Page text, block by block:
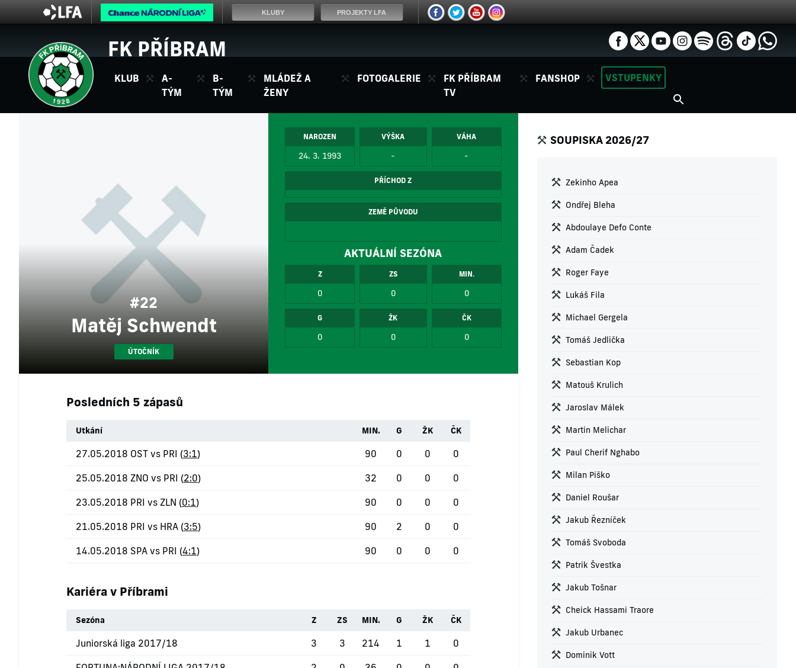
FK PŘÍBRAM
KLUB
A-
TÝM
B-
TÝM
MLÁDEŽ A
ŽENY
FOTOGALERIE
FK PŘÍBRAM
TV
FANSHOP VSTUPENKY
#22
Matěj Schwendt
ÚTOČNÍK
NAROZEN
24. 3. 1993
VÝŠKA
-
VÁHA
-
PŘÍCHOD Z
ZEMĚ PŮVODU
AKTUÁLNÍ SEZÓNA
Z
0
ZS
0
MIN.
0
G
0
ŽK
0
ČK
0
Posledních 5 zápasů
Utkání MIN. G ŽK ČK
27.05.2018 OST vs PRI (3:1) 90 0 0 0
25.05.2018 ZNO vs PRI (2:0) 32 0 0 0
23.05.2018 PRI vs ZLN (0:1) 90 0 0 0
21.05.2018 PRI vs HRA (3:5) 90 2 0 0
14.05.2018 SPA vs PRI (4:1) 90 0 0 0
Kariéra v Příbrami
Sezóna Z ZS MIN. G ŽK ČK
Juniorská liga 2017/18 3 3 214 1 1 0
SOUPISKA 2026/27
Zekinho Apea
Ondřej Bleha
Abdoulaye Defo Conte
Adam Čadek
Roger Faye
Lukáš Fila
Michael Gergela
Tomáš Jedlička
Sebastian Kop
Matouš Krulich
Jaroslav Málek
Martin Melichar
Paul Cherif Nghabo
Milan Piško
Daniel Roušar
Jakub Řezníček
Tomáš Svoboda
Patrik Švestka
Jakub Tošnar
Cheick Hassami Traore
Jakub Urbanec
Dominik Vott
KLUBY PROJEKTY LFA